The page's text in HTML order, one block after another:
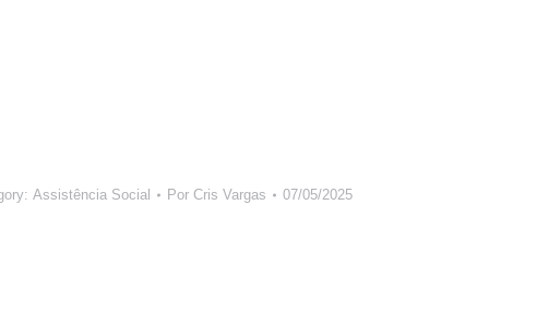
Assistência Social Por Cris Vargas 07/05/2025